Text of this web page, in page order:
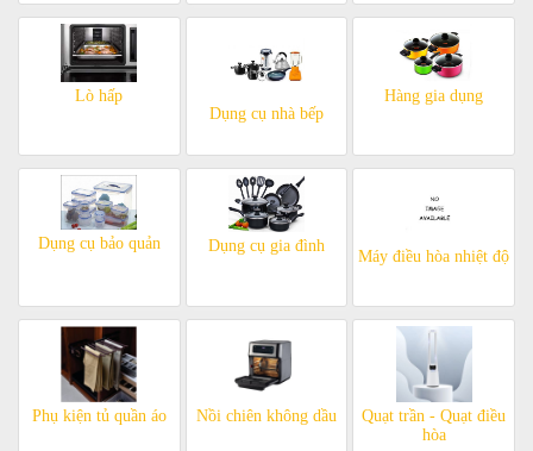
Lò hấp
Dụng cụ nhà bếp
Hàng gia dụng
Dụng cụ bảo quản Dụng cụ gia đình
Máy điều hòa nhiệt độ
Phụ kiện tủ quần áo Nồi chiên không dầu
Quạt trần - Quạt điều
hòa